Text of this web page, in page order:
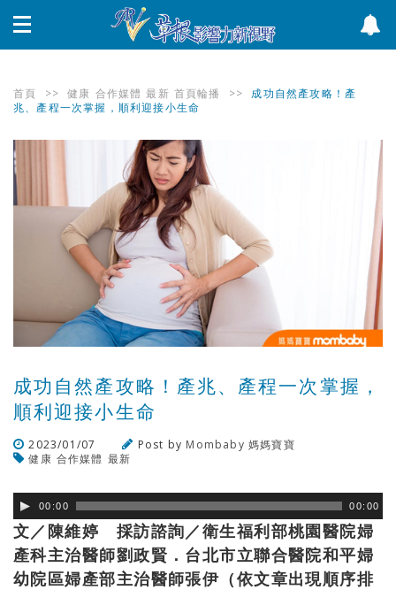
首頁 >> 健康 合作媒體 最新 首頁輪播 >>
成功自然產攻略！產
兆、產程一次掌握，順利迎接小生命
成功自然產攻略！產兆、產程一次掌握，
順利迎接小生命
2023/01/07 Post by Mombaby 媽媽寶寶
健康 合作媒體 最新
00:00 00:00
文／陳維婷 採訪諮詢／衛生福利部桃園醫院婦
產科主治醫師劉政賢．台北市立聯合醫院和平婦
幼院區婦產部主治醫師張伊（依文章出現順序排